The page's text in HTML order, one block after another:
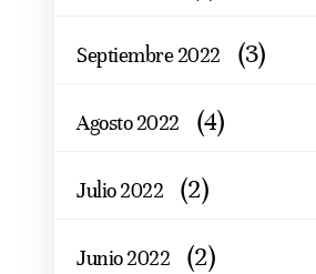
Septiembre 2022 (3)
Agosto 2022 (4)
Julio 2022 (2)
Junio 2022 (2)